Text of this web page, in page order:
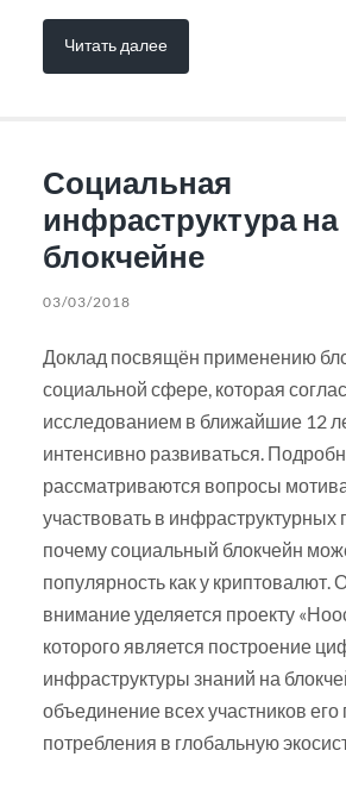
Читать далее
Социальная
инфраструктура на
блокчейне
03/03/2018
Доклад посвящён применению
социальной сфере, которая
исследованием в ближайшие 12
интенсивно развиваться.
рассматриваются вопросы
участвовать в инфраструктурных
почему социальный блокчейн
популярность как у криптовалют.
внимание уделяется проекту
которого является построение
инфраструктуры знаний на
объединение всех участников его
потребления в глобальную